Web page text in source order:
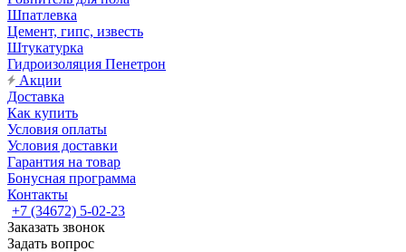
Шпатлевка
Цемент, гипс, известь
Штукатурка
Гидроизоляция Пенетрон
Акции
Доставка
Как купить
Условия оплаты
Условия доставки
Гарантия на товар
Бонусная программа
Контакты
+7 (34672) 5-02-23
Заказать звонок
Задать вопрос